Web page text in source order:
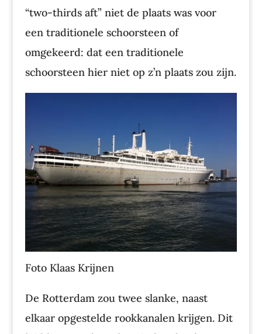
“two-thirds aft” niet de plaats was voor
een traditionele schoorsteen of
omgekeerd: dat een traditionele
schoorsteen hier niet op z’n plaats zou zijn.
Foto Klaas Krijnen
De Rotterdam zou twee slanke, naast
elkaar opgestelde rookkanalen krijgen. Dit